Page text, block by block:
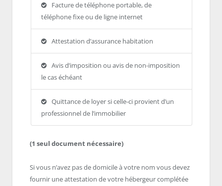
Facture de téléphone portable, de
téléphone fixe ou de ligne internet
Attestation d’assurance habitation
Avis d’imposition ou avis de non-imposition
le cas échéant
Quittance de loyer si celle-ci provient d’un
professionnel de l’immobilier
(1 seul document nécessaire)
Si vous n’avez pas de domicile à votre nom vous devez
fournir une attestation de votre hébergeur complétée